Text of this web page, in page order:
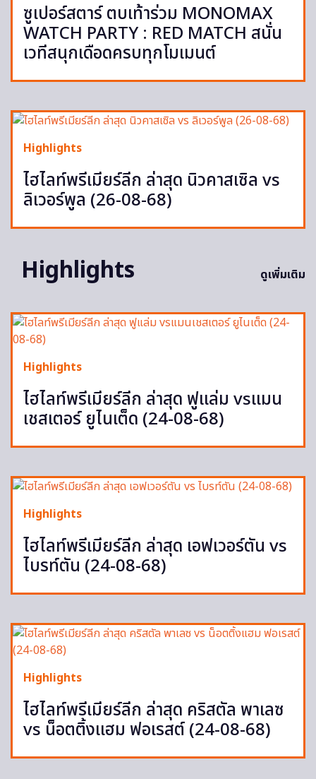
ซูเปอร์สตาร์ ตบเท้าร่วม MONOMAX
WATCH PARTY : RED MATCH สนั่น
เวทีสนุกเดือดครบทุกโมเมนต์
Highlights
ไฮไลท์พรีเมียร์ลีก ล่าสุด นิวคาสเซิล vs
ลิเวอร์พูล (26-08-68)
Highlights ดูเพิ่มเติม
Highlights
ไฮไลท์พรีเมียร์ลีก ล่าสุด ฟูแล่ม vsแมน
เชสเตอร์ ยูไนเต็ด (24-08-68)
Highlights
ไฮไลท์พรีเมียร์ลีก ล่าสุด เอฟเวอร์ตัน vs
ไบรท์ตัน (24-08-68)
Highlights
ไฮไลท์พรีเมียร์ลีก ล่าสุด คริสตัล พาเลซ
vs น็อตติ้งแฮม ฟอเรสต์ (24-08-68)